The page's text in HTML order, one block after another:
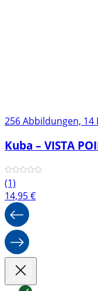
256 Abbildungen,
Kuba – VISTA
(1)
14,95€